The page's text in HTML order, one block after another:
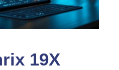
19X